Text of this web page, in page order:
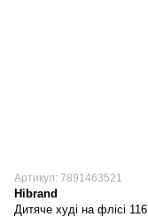
Артикул: 7891463521
Hibrand
Дитяче худі на флісі 116,